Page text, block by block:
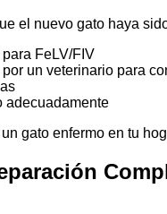
el nuevo gato haya
FeLV/FIV
un veterinario para
adecuadamente
gato enfermo en tu